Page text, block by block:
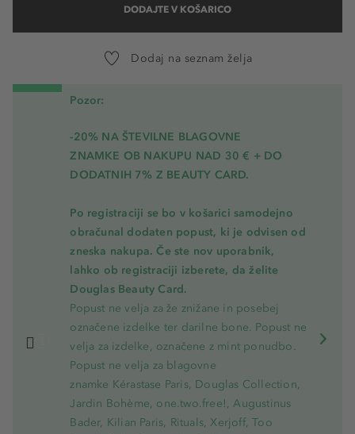
DODAJTE V KOŠARICO
Dodaj na seznam želja
Pozor:
-20% NA ŠTEVILNE BLAGOVNE
ZNAMKE OB NAKUPU NAD 30 € + DO
DODATNIH 7% Z BEAUTY CARD.
Po registraciji se bo v košarici samodejno
obračunal dodaten popust, ki je odvisen od
zneska nakupa. Če ste nov uporabnik,
lahko ob registraciji izberete, da želite
Douglas Beauty Card.
Popust ne velja za že znižane in posebej
označene izdelke ter darilne bone. Popust ne
velja za izdelke, označene z mint ponudbo.
Popust ne velja za blagovne
znamke Kérastase Paris, Douglas Collection,
Jardin Bohème, one.two.free!, Augustinus
Bader, Kilian Paris, Rituals, Xerjoff, Too